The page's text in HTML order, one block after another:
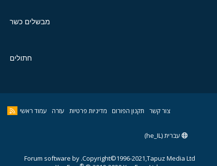
מבשלים כשר
חתולים
צור קשר תקנון הפורום מדיניות פרטיות עזרה עמוד ראשי
עברית (he_IL)
Copyright©1996-2021,Tapuz Media Ltd.
Forum software by